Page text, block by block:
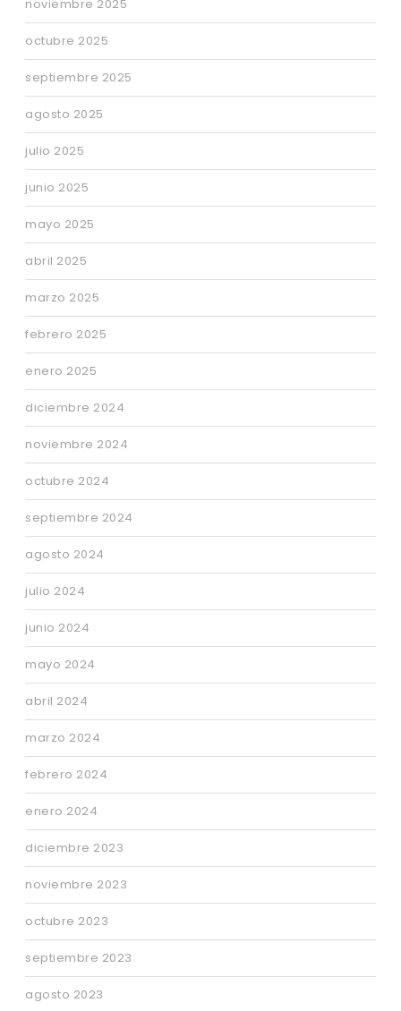
noviembre 2025
octubre 2025
septiembre 2025
agosto 2025
julio 2025
junio 2025
mayo 2025
abril 2025
marzo 2025
febrero 2025
enero 2025
diciembre 2024
noviembre 2024
octubre 2024
septiembre 2024
agosto 2024
julio 2024
junio 2024
mayo 2024
abril 2024
marzo 2024
febrero 2024
enero 2024
diciembre 2023
noviembre 2023
octubre 2023
septiembre 2023
agosto 2023